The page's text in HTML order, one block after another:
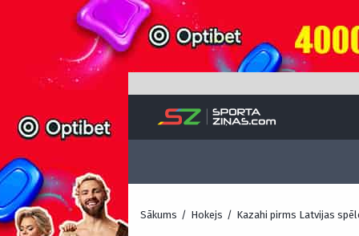
Sākums / Hokejs / Kazahi pirms Latvijas